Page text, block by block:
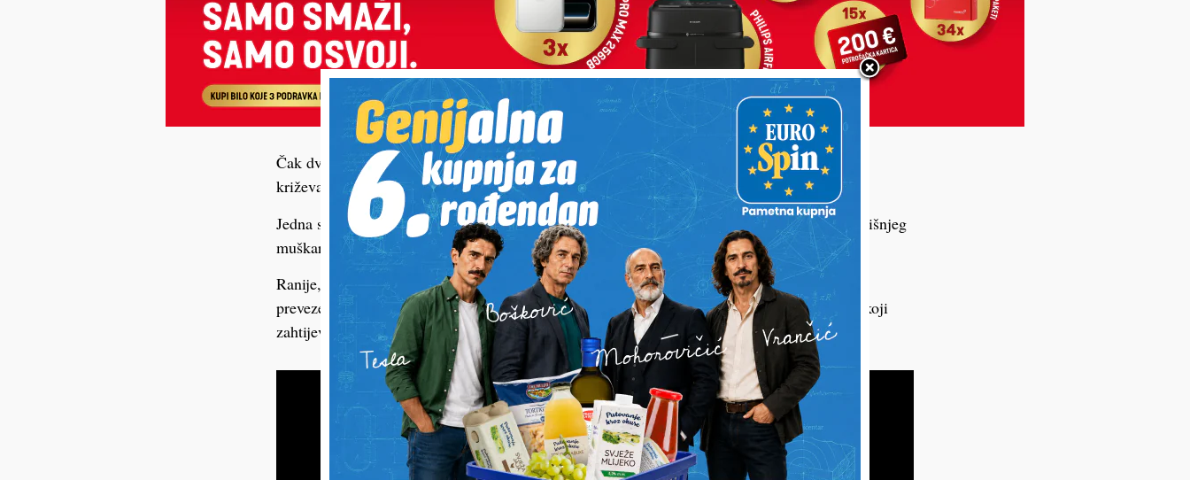
Čak dvije intervencije hitne helikopterske medicinske službe bile su danas u Koprivničko-
križevačkoj županiji.
Jedna se upravo malo prije dogodila u Križevcima, gdje je helikopter angažiran zbog 77-godišnjeg
muškarca koji je doživio moždani udar.
Ranije, oko podneva, helikopter je sletio i u Koprivnicu, gdje je 88-godišnji muškarac hitno
prevezen iz Opće bolnice Koprivnica zbog STEMI-a, odnosno teškog oblika srčanog udara koji
zahtijeva brzu specijalističku obradu, u Klinički bolnički centar Dubrava.